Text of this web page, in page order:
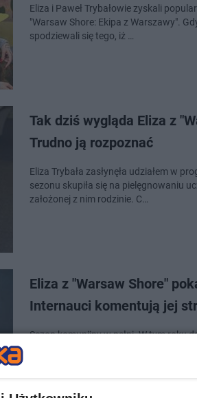
Eliza i Paweł Trybałowie zyskali
"Warsaw Shore: Ekipa z Warszawy".
spodziewali się tego, iż …
Tak dziś wygląda Eliza z
Trudno ją rozpoznać
Eliza Trybała zasłynęła udziałem w
sezonu skupiła się na pielęgnowaniu
założonej z nim rodzinie. C…
Eliza z "Warsaw Shore"
Internauci komentują jej
Sezon komunijny w pełni. W tym roku